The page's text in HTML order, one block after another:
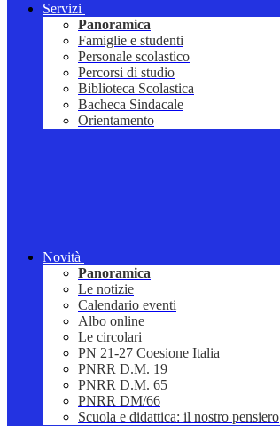
Servizi
Panoramica
Famiglie e studenti
Personale scolastico
Percorsi di studio
Biblioteca Scolastica
Bacheca Sindacale
Orientamento
Novità
Panoramica
Le notizie
Calendario eventi
Albo online
Le circolari
PN 21-27 Coesione Italia
PNRR D.M. 19
PNRR D.M. 65
PNRR DM/66
Scuola e didattica: il nostro pensiero